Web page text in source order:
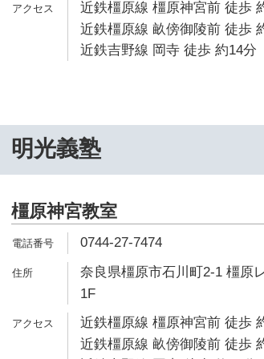
近鉄橿原線 橿原神宮前 徒歩
近鉄橿原線 畝傍御陵前 徒歩
近鉄吉野線 岡寺 徒歩 約14分
明光義塾
橿原神宮教室
0744-27-7474
奈良県橿原市石川町2-1 橿原
1F
近鉄橿原線 橿原神宮前 徒歩
近鉄橿原線 畝傍御陵前 徒歩